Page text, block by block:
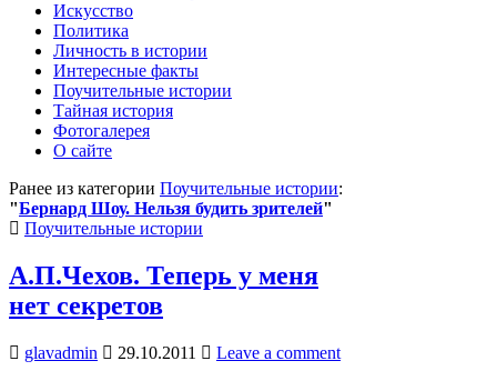
Искусство
Политика
Личность в истории
Интересные факты
Поучительные истории
Тайная история
Фотогалерея
О сайте
Ранее из категории Поучительные истории:
"Бернард Шоу. Нельзя будить зрителей"
Posted
Поучительные истории
А.П.Чехов. Теперь у меня
нет секретов
glavadmin 29.10.2011 Leave a comment